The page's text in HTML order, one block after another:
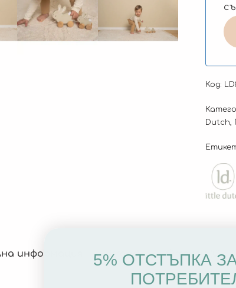
Код:
Dutch
информация Brand Отзиви (0)
5% ОТСТЪПКА